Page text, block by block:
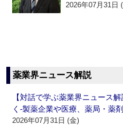
2026年07月31日
薬業界ニュース解説
【対話で学ぶ薬業界ニュース
く‐製薬企業や医療、薬局・薬
2026年07月31日 (金)